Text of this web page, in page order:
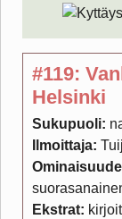
#119:
Helsinki
Sukupuoli:
Ilmoittaja:
Ekstrat: